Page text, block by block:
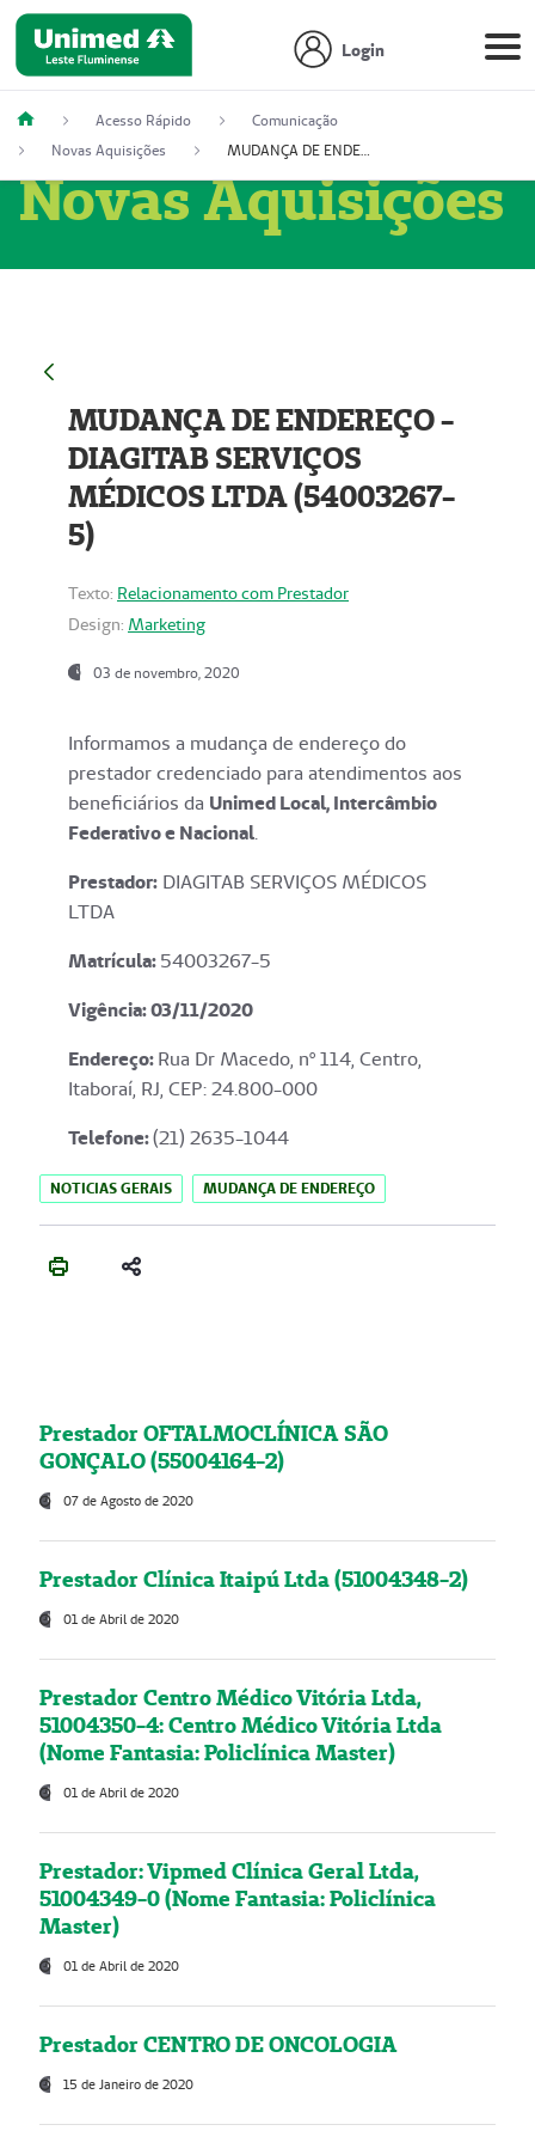
Login
Acesso Rápido
Comunicação
Novas Aquisições
MUDANÇA DE ENDEREÇO - DIAGITAB SERVIÇOS MÉDICOS LTDA (54003267-5)
Novas Aquisições
MUDANÇA DE ENDEREÇO -
DIAGITAB SERVIÇOS
MÉDICOS LTDA (54003267-
5)
Texto: Relacionamento com Prestador
Design: Marketing
03 de novembro, 2020
Informamos a mudança de endereço do
prestador credenciado para atendimentos aos
beneficiários da Unimed Local, Intercâmbio
Federativo e Nacional.
Prestador: DIAGITAB SERVIÇOS MÉDICOS
LTDA
Matrícula:54003267-5
Vigência: 03/11/2020
Endereço:Rua Dr Macedo, nº 114, Centro,
Itaboraí, RJ, CEP: 24.800-000
Telefone:(21) 2635-1044
NOTICIAS GERAIS MUDANÇA DE ENDEREÇO
Prestador OFTALMOCLÍNICA SÃO
GONÇALO (55004164-2)
07 de Agosto de 2020
Prestador Clínica Itaipú Ltda (51004348-2)
01 de Abril de 2020
Prestador Centro Médico Vitória Ltda,
51004350-4: Centro Médico Vitória Ltda
(Nome Fantasia: Policlínica Master)
01 de Abril de 2020
Prestador: Vipmed Clínica Geral Ltda,
51004349-0 (Nome Fantasia: Policlínica
Master)
01 de Abril de 2020
Prestador CENTRO DE ONCOLOGIA
15 de Janeiro de 2020